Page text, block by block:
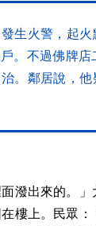
生火警，起
。不過佛牌
。鄰居說，
潑出來的。
樓上。民眾